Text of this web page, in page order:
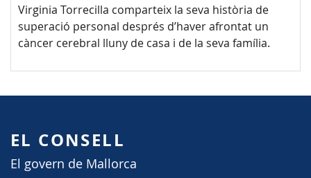
Virginia Torrecilla comparteix la seva història de
superació personal després d’haver afrontat un
càncer cerebral lluny de casa i de la seva família.
EL CONSELL
El govern de Mallorca